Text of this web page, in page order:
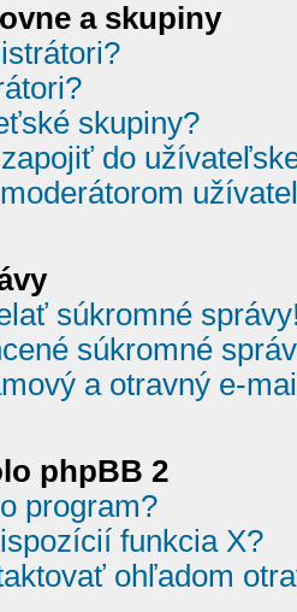
a skupiny
skupiny?
do
súkromné
súkromné
a otravný e-
phpBB 2
program?
funkcia X?
ohľadom